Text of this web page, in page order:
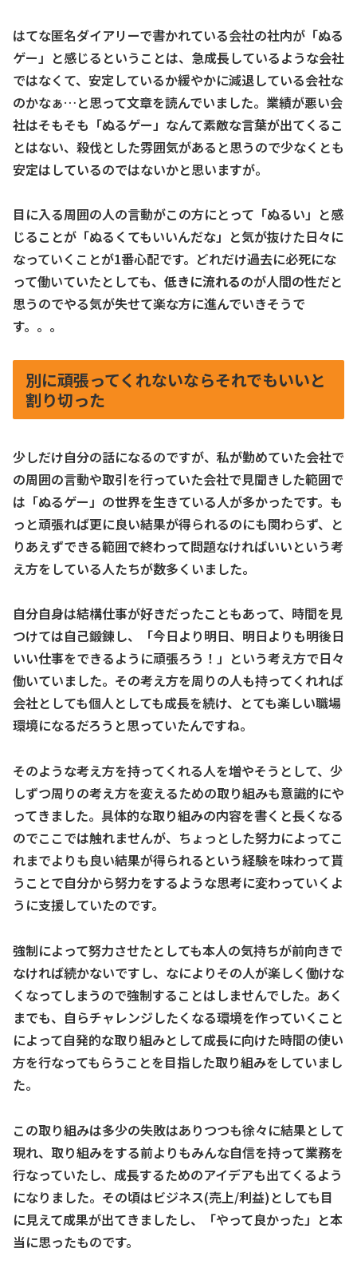
はてな匿名ダイアリーで書かれている会社の社内が「ぬる
ゲー」と感じるということは、急成長しているような会社
ではなくて、安定しているか緩やかに減退している会社な
のかなぁ…と思って文章を読んでいました。業績が悪い会
社はそもそも「ぬるゲー」なんて素敵な言葉が出てくるこ
とはない、殺伐とした雰囲気があると思うので少なくとも
安定はしているのではないかと思いますが。
目に入る周囲の人の言動がこの方にとって「ぬるい」と感
じることが「ぬるくてもいいんだな」と気が抜けた日々に
なっていくことが1番心配です。どれだけ過去に必死にな
って働いていたとしても、 低きに流れるのが人間の性だと
思うのでやる気が失せて楽な方に進んでいきそうで
す。。。
別に頑張ってくれないならそれでもいいと
割り切った
少しだけ自分の話になるのですが、私が勤めていた会社で
の周囲の言動や取引を行っていた会社で見聞きした範囲で
は「ぬるゲー」の世界を生きている人が多かったです。も
っと頑張れば更に良い結果が得られるのにも関わらず、と
りあえずできる範囲で終わって問題なければいいという考
え方をしている人たちが数多くいました。
自分自身は結構仕事が好きだったこともあって、時間を見
つけては自己鍛錬し、「今日より明日、明日よりも明後日
いい仕事をできるように頑張ろう！」という考え方で日々
働いていました。その考え方を周りの人も持ってくれれば
会社としても個人としても成長を続け、とても楽しい職場
環境になるだろうと思っていたんですね。
そのような考え方を持ってくれる人を増やそうとして、少
しずつ周りの考え方を変えるための取り組みも意識的にや
ってきました。具体的な取り組みの内容を書くと長くなる
のでここでは触れませんが、ちょっとした努力によってこ
れまでよりも良い結果が得られるという経験を味わって貰
うことで自分から努力をするような思考に変わっていくよ
うに支援していたのです。
強制によって努力させたとしても本人の気持ちが前向きで
なければ続かないですし、なによりその人が楽しく働けな
くなってしまうので強制することはしませんでした。あく
までも、自らチャレンジしたくなる環境を作っていくこと
によって自発的な取り組みとして成長に向けた時間の使い
方を行なってもらうことを目指した取り組みをしていまし
た。
この取り組みは多少の失敗はありつつも徐々に結果として
現れ、取り組みをする前よりもみんな自信を持って業務を
行なっていたし、成長するためのアイデアも出てくるよう
になりました。その頃はビジネス(売上/利益)としても目
に見えて成果が出てきましたし、「やって良かった」と本
当に思ったものです。